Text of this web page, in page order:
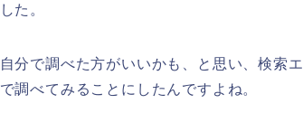
た。
分で調べた方がいいかも、と思い、検索
調べてみることにしたんですよね。